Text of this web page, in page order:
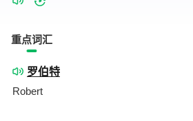
重点词汇
罗伯特
Robert